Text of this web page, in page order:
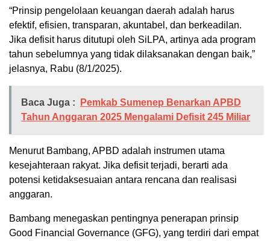
“Prinsip pengelolaan keuangan daerah adalah harus
efektif, efisien, transparan, akuntabel, dan berkeadilan.
Jika defisit harus ditutupi oleh SiLPA, artinya ada program
tahun sebelumnya yang tidak dilaksanakan dengan baik,”
jelasnya, Rabu (8/1/2025).
Baca Juga :
Pemkab Sumenep Benarkan APBD
Tahun Anggaran 2025 Mengalami Defisit 245 Miliar
Menurut Bambang, APBD adalah instrumen utama
kesejahteraan rakyat. Jika defisit terjadi, berarti ada
potensi ketidaksesuaian antara rencana dan realisasi
anggaran.
Bambang menegaskan pentingnya penerapan prinsip
Good Financial Governance (GFG), yang terdiri dari empat